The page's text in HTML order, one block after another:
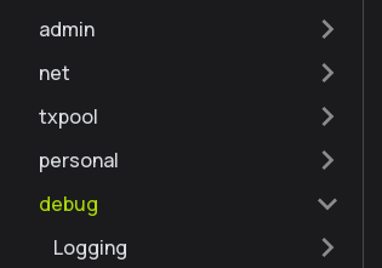
admin
net
txpool
personal
debug
Logging